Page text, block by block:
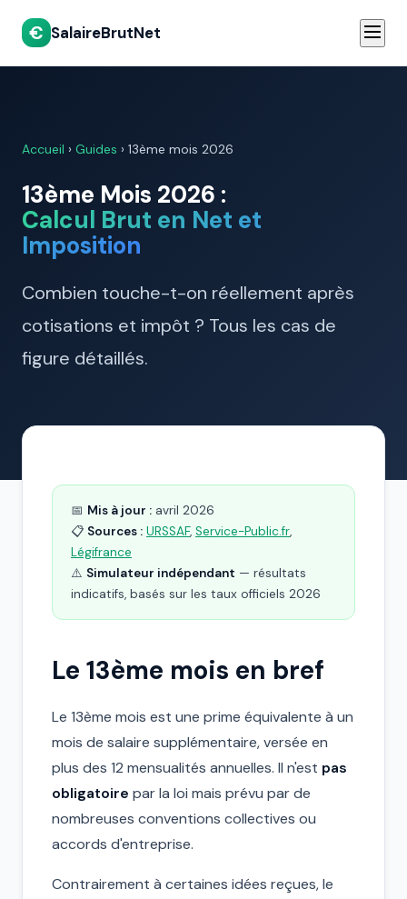
€ SalaireBrutNet
Accueil › Guides › 13ème mois 2026
13ème Mois 2026 :
Calcul Brut en Net et
Imposition
Combien touche-t-on réellement après
cotisations et impôt ? Tous les cas de
figure détaillés.
📅 Mis à jour : avril 2026
📋 Sources : URSSAF, Service-Public.fr,
Légifrance
⚠️ Simulateur indépendant — résultats
indicatifs, basés sur les taux officiels 2026
Le 13ème mois en bref
Le 13ème mois est une prime équivalente à un
mois de salaire supplémentaire, versée en
plus des 12 mensualités annuelles. Il n'est pas
obligatoire par la loi mais prévu par de
nombreuses conventions collectives ou
accords d'entreprise.
Contrairement à certaines idées reçues, le